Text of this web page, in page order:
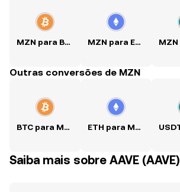
MZN para BTC MZN para ETH
Outras conversões de MZN
BTC para MZN ETH para MZN
Saiba mais sobre AAVE (AAVE)